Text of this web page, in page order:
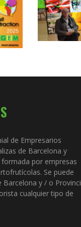
de Empresarios
de Barcelona y
por empresas
Se puede
Barcelona y / o
cualquier tipo de